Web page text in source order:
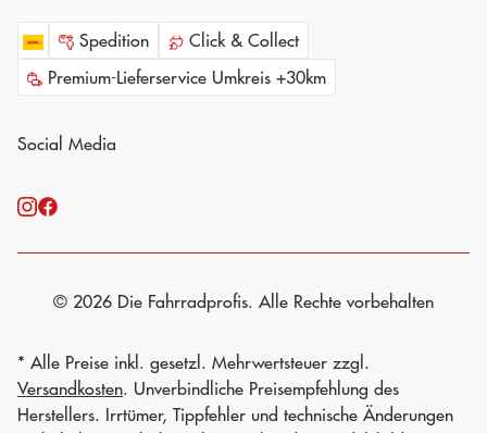
Spedition
Click & Collect
Premium-Lieferservice Umkreis +30km
Social Media
© 2026 Die Fahrradprofis. Alle Rechte vorbehalten
* Alle Preise inkl. gesetzl. Mehrwertsteuer zzgl.
Versandkosten. Unverbindliche Preisempfehlung des
Herstellers. Irrtümer, Tippfehler und technische Änderungen